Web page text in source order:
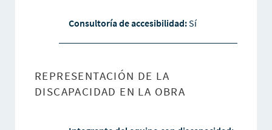
Consultoría de accesibilidad:Sí
REPRESENTACIÓN DE LA
DISCAPACIDAD EN LA OBRA